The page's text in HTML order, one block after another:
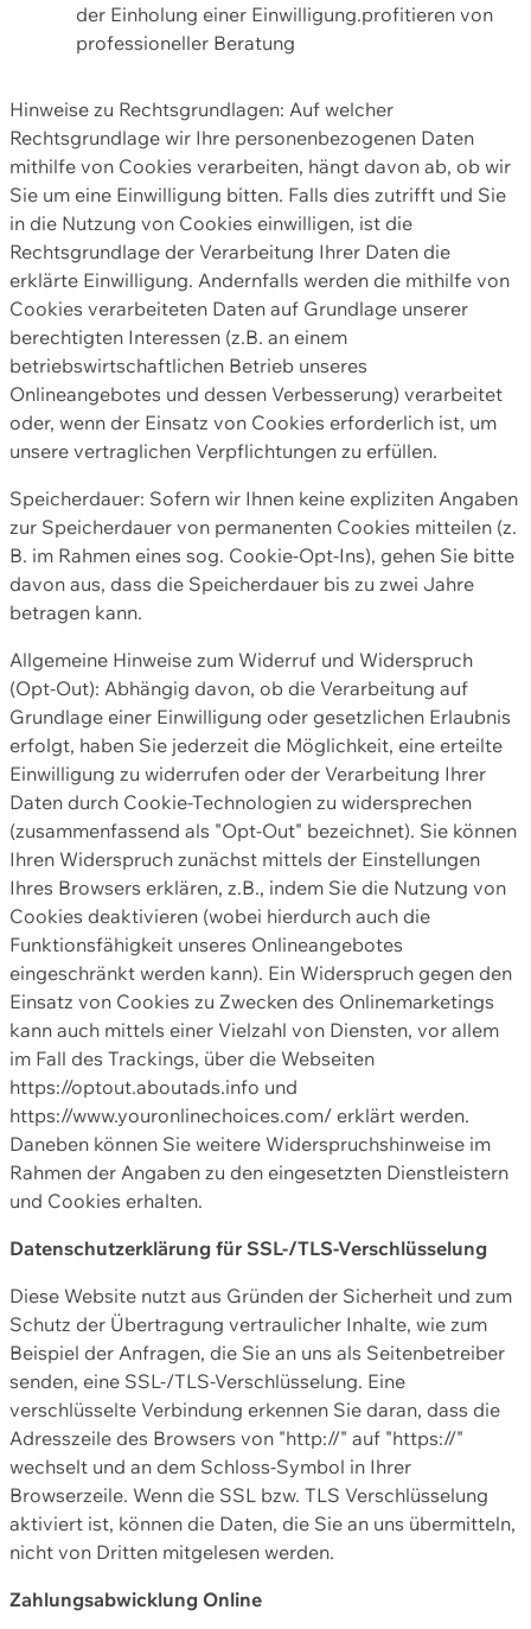
der Einholung einer Einwilligung.profitieren von
professioneller Beratung
Hinweise zu Rechtsgrundlagen: Auf welcher
Rechtsgrundlage wir Ihre personenbezogenen Daten
mithilfe von Cookies verarbeiten, hängt davon ab, ob wir
Sie um eine Einwilligung bitten. Falls dies zutrifft und Sie
in die Nutzung von Cookies einwilligen, ist die
Rechtsgrundlage der Verarbeitung Ihrer Daten die
erklärte Einwilligung. Andernfalls werden die mithilfe von
Cookies verarbeiteten Daten auf Grundlage unserer
berechtigten Interessen (z.B. an einem
betriebswirtschaftlichen Betrieb unseres
Onlineangebotes und dessen Verbesserung) verarbeitet
oder, wenn der Einsatz von Cookies erforderlich ist, um
unsere vertraglichen Verpflichtungen zu erfüllen.
Speicherdauer: Sofern wir Ihnen keine expliziten Angaben
zur Speicherdauer von permanenten Cookies mitteilen (z.
B. im Rahmen eines sog. Cookie-Opt-Ins), gehen Sie bitte
davon aus, dass die Speicherdauer bis zu zwei Jahre
betragen kann.
Allgemeine Hinweise zum Widerruf und Widerspruch
(Opt-Out): Abhängig davon, ob die Verarbeitung auf
Grundlage einer Einwilligung oder gesetzlichen Erlaubnis
erfolgt, haben Sie jederzeit die Möglichkeit, eine erteilte
Einwilligung zu widerrufen oder der Verarbeitung Ihrer
Daten durch Cookie-Technologien zu widersprechen
(zusammenfassend als "Opt-Out" bezeichnet). Sie können
Ihren Widerspruch zunächst mittels der Einstellungen
Ihres Browsers erklären, z.B., indem Sie die Nutzung von
Cookies deaktivieren (wobei hierdurch auch die
Funktionsfähigkeit unseres Onlineangebotes
eingeschränkt werden kann). Ein Widerspruch gegen den
Einsatz von Cookies zu Zwecken des Onlinemarketings
kann auch mittels einer Vielzahl von Diensten, vor allem
im Fall des Trackings, über die Webseiten
https://optout.aboutads.info und
https://www.youronlinechoices.com/ erklärt werden.
Daneben können Sie weitere Widerspruchshinweise im
Rahmen der Angaben zu den eingesetzten Dienstleistern
und Cookies erhalten.
Datenschutzerklärung für SSL-/TLS-Verschlüsselung
Diese Website nutzt aus Gründen der Sicherheit und zum
Schutz der Übertragung vertraulicher Inhalte, wie zum
Beispiel der Anfragen, die Sie an uns als Seitenbetreiber
senden, eine SSL-/TLS-Verschlüsselung. Eine
verschlüsselte Verbindung erkennen Sie daran, dass die
Adresszeile des Browsers von "http://" auf "https://"
wechselt und an dem Schloss-Symbol in Ihrer
Browserzeile. Wenn die SSL bzw. TLS Verschlüsselung
aktiviert ist, können die Daten, die Sie an uns übermitteln,
nicht von Dritten mitgelesen werden.
Zahlungsabwicklung Online